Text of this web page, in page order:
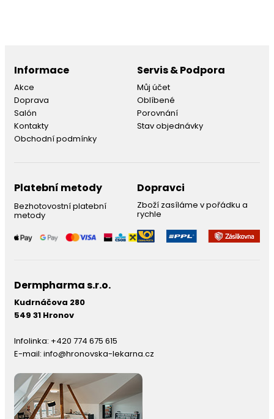
Informace
Akce
Doprava
Salón
Kontakty
Obchodní podmínky
Servis & Podpora
Můj účet
Oblíbené
Porovnání
Stav objednávky
Platební metody
Bezhotovostní platební
metody
Dopravci
Zboží zasíláme v pořádku a
rychle
Dermpharma s.r.o.
Kudrnáčova 280
549 31 Hronov
Infolinka: +420 774 675 615
E-mail: info@hronovska-lekarna.cz